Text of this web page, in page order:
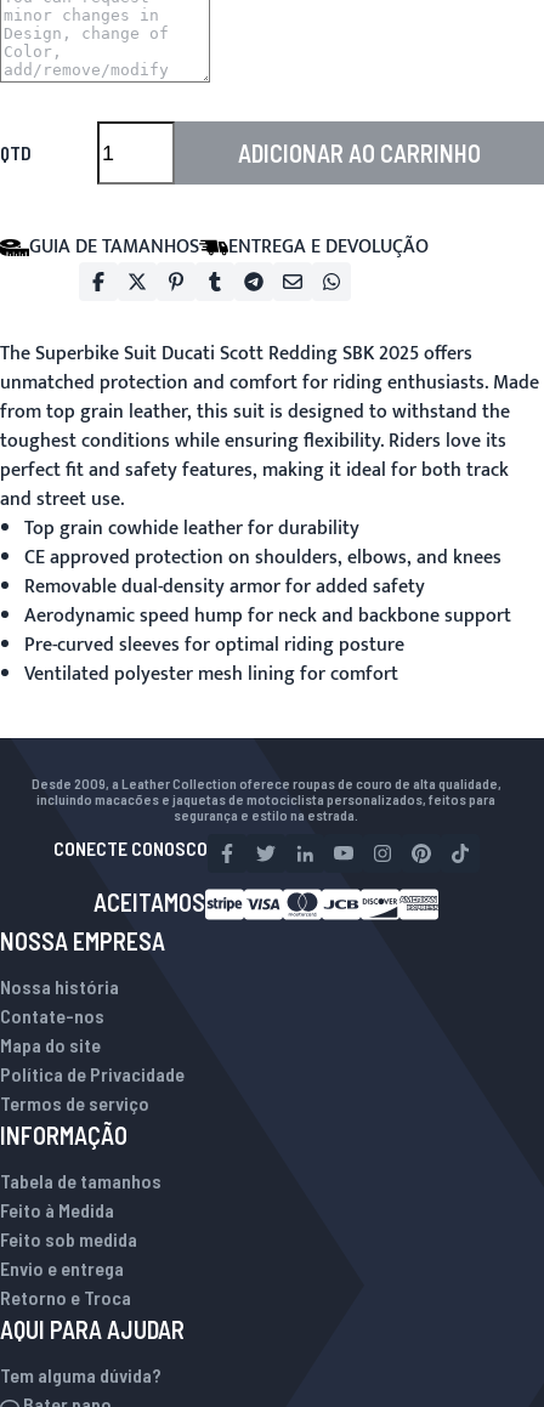
QTD ADICIONAR AO CARRINHO
GUIA DE TAMANHOS ENTREGA E DEVOLUÇÃO
TheSuperbike SuitDucati Scott Redding SBK 2025 offers
unmatched protection and comfort for riding enthusiasts. Made
from top grain leather, this suit is designed to withstand the
toughest conditions while ensuring flexibility. Riders love its
perfect fit and safety features, making it ideal for both track
and street use.
Top grain cowhide leather for durability
CE approved protection on shoulders, elbows, and knees
Removable dual-density armor for added safety
Aerodynamic speed hump for neck and backbone support
Pre-curved sleeves for optimal riding posture
Ventilated polyester mesh lining for comfort
Desde 2009, a Leather Collection oferece roupas de couro de alta qualidade,
incluindo macacões e jaquetas de motociclista personalizados, feitos para
segurança e estilo na estrada.
CONECTE CONOSCO
ACEITAMOS
NOSSA EMPRESA
Nossa história
Contate-nos
Mapa do site
Política de Privacidade
Termos de serviço
INFORMAÇÃO
Tabela de tamanhos
Feito à Medida
Feito sob medida
Envio e entrega
Retorno e Troca
AQUI PARA AJUDAR
Tem alguma dúvida?